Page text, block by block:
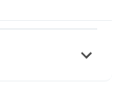
8541-thyroid-